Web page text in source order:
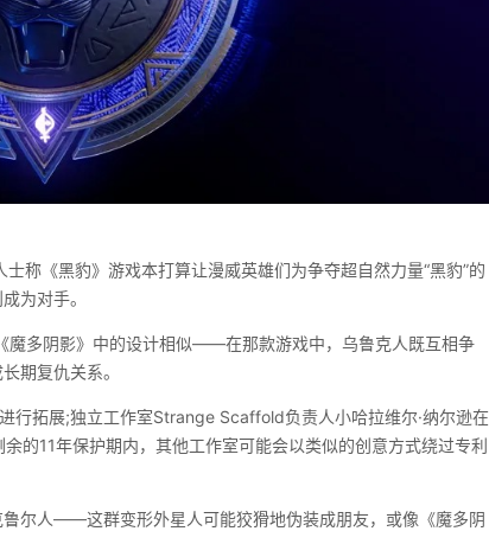
称《黑豹》游戏本打算让漫威英雄们为争夺超自然力量“黑豹”的
为对手。
魔多阴影》中的设计相似——在那款游戏中，乌鲁克人既互相争
期复仇关系。
行拓展;独立工作室Strange Scaffold负责人小哈拉维尔·纳尔逊在
的11年保护期内，其他工作室可能会以类似的创意方式绕过专利
尔人——这群变形外星人可能狡猾地伪装成朋友，或像《魔多阴